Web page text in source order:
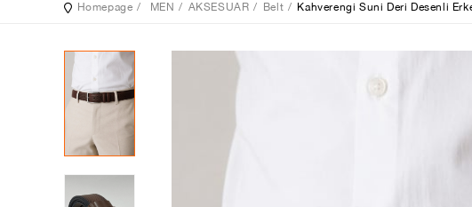
Homepage MEN AKSESUAR Belt Kahverengi Suni Deri Desenli